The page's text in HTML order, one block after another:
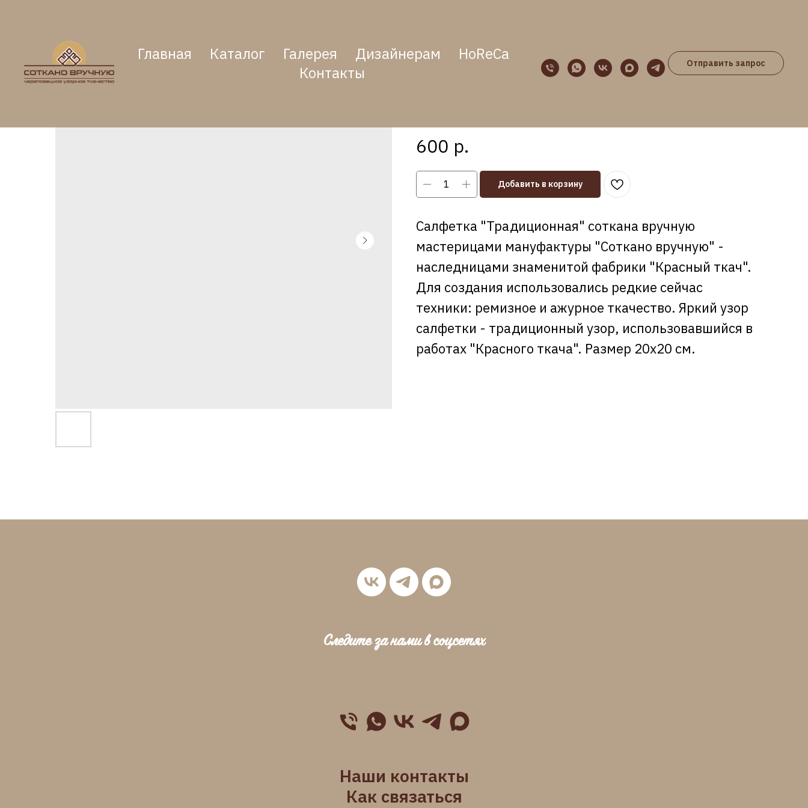
Главная Каталог Галерея Дизайнерам
HoReCa
Контакты
Отправить запрос
600 р.
Добавить в корзину
Салфетка "Традиционная" соткана вручную
мастерицами мануфактуры "Соткано вручную" -
наследницами знаменитой фабрики "Красный ткач".
Для создания использовались редкие сейчас
техники: ремизное и ажурное ткачество. Яркий узор
салфетки - традиционный узор, использовавшийся в
работах "Красного ткача". Размер 20х20 см.
Следите за нами в соцсетях
Наши контакты
Как связаться